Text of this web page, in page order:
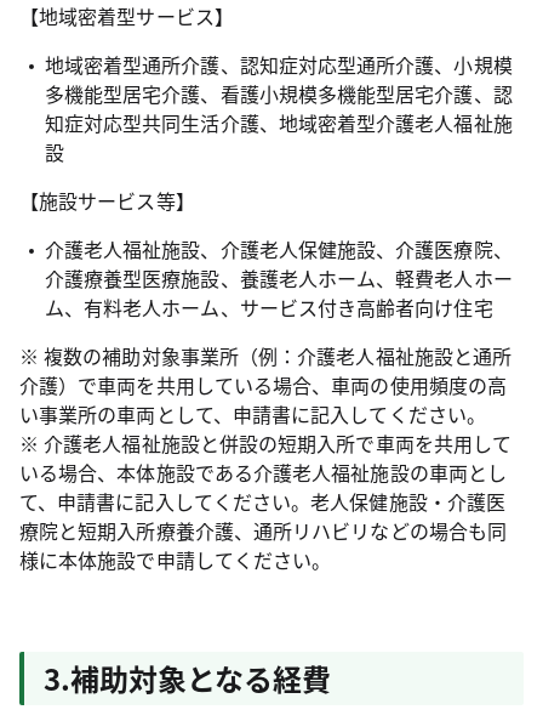
【地域密着型サービス】
地域密着型通所介護、認知症対応型通所介護、小規模
多機能型居宅介護、看護小規模多機能型居宅介護、認
知症対応型共同生活介護、地域密着型介護老人福祉施
設
【施設サービス等】
介護老人福祉施設、介護老人保健施設、介護医療院、
介護療養型医療施設、養護老人ホーム、軽費老人ホー
ム、有料老人ホーム、サービス付き高齢者向け住宅
※ 複数の補助対象事業所（例：介護老人福祉施設と通所
介護）で車両を共用している場合、車両の使用頻度の高
い事業所の車両として、申請書に記入してください。
※ 介護老人福祉施設と併設の短期入所で車両を共用して
いる場合、本体施設である介護老人福祉施設の車両とし
て、申請書に記入してください。老人保健施設・介護医
療院と短期入所療養介護、通所リハビリなどの場合も同
様に本体施設で申請してください。
3.補助対象となる経費